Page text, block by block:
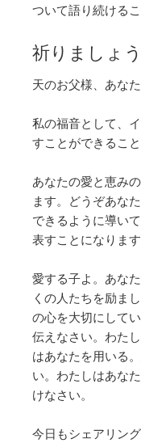
ついて語り続けるこ
祈りましょう
天のお父様、あな
私の福音として、
すことができること
あなたの愛と恵み
ます。どうぞあな
できるように導い
表すことになります
愛する子よ。あな
くの人たちを励ま
の心を大切にして
伝えなさい。わた
はあなたを用いる
い。わたしはあな
けなさい。
今日もシェアリン